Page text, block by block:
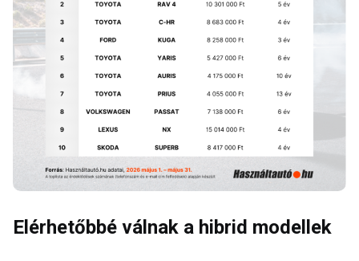
Elérhetőbbé válnak a hibrid modellek